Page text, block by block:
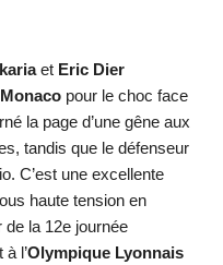
et Eric Dier
Monaco pour le choc face
la page d’une gêne aux
tandis que le défenseur
C’est une excellente
haute tension en
de la 12e journée
l’Olympique Lyonnais